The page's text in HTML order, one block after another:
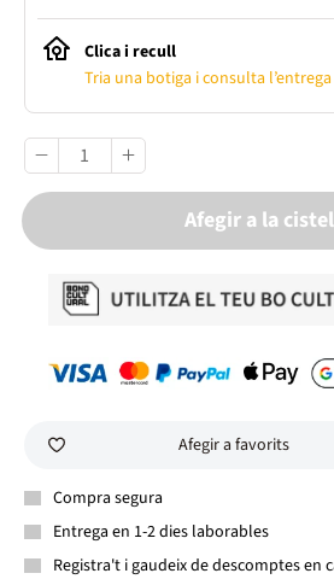
Clica i recull
Tria una botiga i consulta
Afegir a la
Afegir a favorits
Compra segura
Entrega en 1-2 dies laborables
Registra't i gaudeix de descomptes en